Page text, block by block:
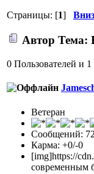
Страницы: [1] Вниз
Автор Тема:
0 Пользователей и
Ветеран
Сообщений:
Карма: +0/-0
[img]https://
современным